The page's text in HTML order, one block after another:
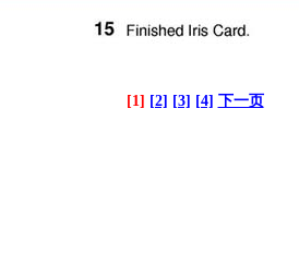
[1] [2] [3] [4] 下一页